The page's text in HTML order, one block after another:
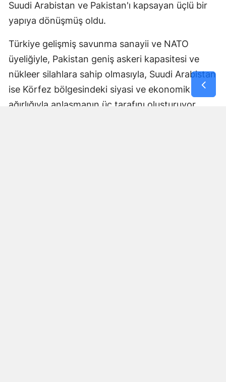
Suudi Arabistan ve Pakistan'ı kapsayan üçlü bir
yapıya dönüşmüş oldu.
Türkiye gelişmiş savunma sanayii ve NATO
üyeliğiyle, Pakistan geniş askeri kapasitesi ve
nükleer silahlara sahip olmasıyla, Suudi Arabistan
ise Körfez bölgesindeki siyasi ve ekonomik
ağırlığıyla anlaşmanın üç tarafını oluşturuyor.